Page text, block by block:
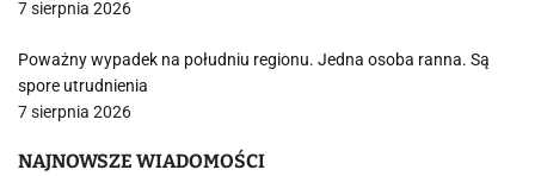
7 sierpnia 2026
Poważny wypadek na południu regionu. Jedna osoba ranna. Są
spore utrudnienia
7 sierpnia 2026
NAJNOWSZE WIADOMOŚCI